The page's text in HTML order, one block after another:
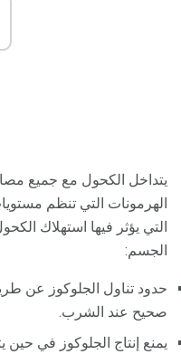
يتداخل الكحول مع جميع
الهرمونات التي تنظم
التي يؤثر فيها استهلاك
الجسم:
حدود تناول الجلوكوز عن
صحيح عند الشرب.
يمنع إنتاج الجلوكوز في